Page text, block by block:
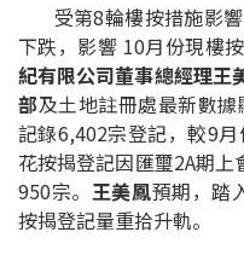
轉按計算
置業預算
供款年期計算
工商舖按揭計算
受第8輪樓按措施影
下跌，影響 10月份現樓
紀有限公司董事總經理王
部及土地註冊處最新數
記錄6,402宗登記，較9
花按揭登記因匯璽2A期
950宗。 王美鳳預期，踏
按揭登記量重拾升軌。